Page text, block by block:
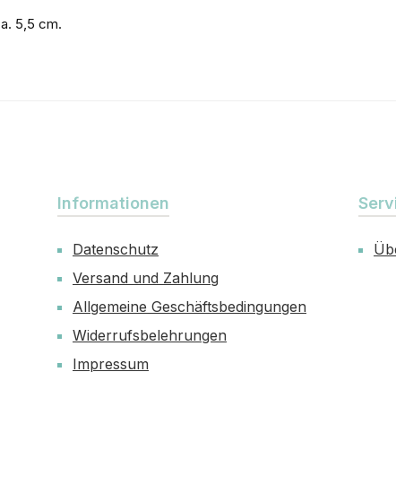
5,5 cm.
Informationen
Datenschutz
Versand und Zahlung
Allgemeine Geschäftsbedingungen
Widerrufsbelehrungen
Impressum